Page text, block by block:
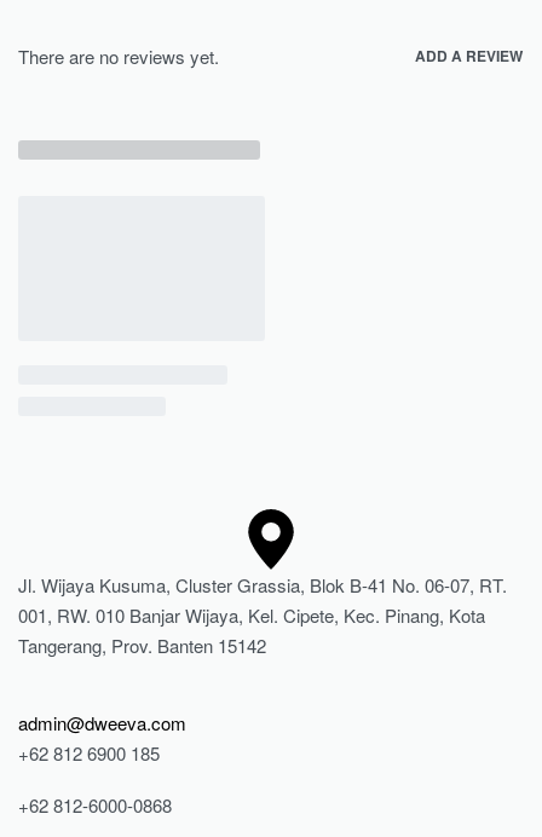
There are no reviews yet. ADD A REVIEW
Jl. Wijaya Kusuma, Cluster Grassia, Blok B-41 No. 06-07, RT.
001, RW. 010 Banjar Wijaya, Kel. Cipete, Kec. Pinang, Kota
Tangerang, Prov. Banten 15142
admin@dweeva.com
+62 812 6900 185
+62 812-6000-0868